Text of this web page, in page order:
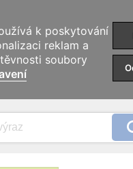
KATEGORIE
k poskytování
reklam a
soubory